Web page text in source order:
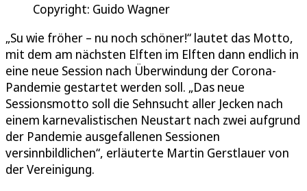
Copyright: Guido Wagner
„Su wie fröher – nu noch schöner!“ lautet das Motto,
mit dem am nächsten Elften im Elften dann endlich in
eine neue Session nach Überwindung der Corona-
Pandemie gestartet werden soll. „Das neue
Sessionsmotto soll die Sehnsucht aller Jecken nach
einem karnevalistischen Neustart nach zwei aufgrund
der Pandemie ausgefallenen Sessionen
versinnbildlichen“, erläuterte Martin Gerstlauer von
der Vereinigung.